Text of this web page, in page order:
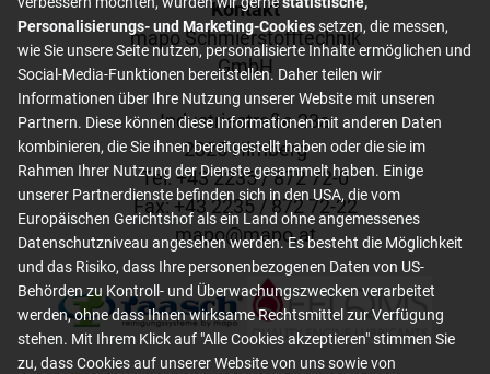
Footer content
Kontakt
mapo Schmierstofftechnik
GmbH
Industriestraße 23a
2325 Himberg
Tel: +43 2235 / 872 72-0
Fax: +43 2235 / 872 72-22
mapo@mapo.at
Personalisierungs- und Marketing-Cookiessetzen, die messen,
wie Sie unsere Seite nutzen, personalisierte Inhalte ermöglichen und
Social-Media-Funktionen bereitstellen. Daher teilen wir
Informationen über Ihre Nutzung unserer Website mit unseren
Partnern. Diese können diese Informationen mit anderen Daten
kombinieren, die Sie ihnen bereitgestellt haben oder die sie im
Rahmen Ihrer Nutzung der Dienste gesammelt haben. Einige
unserer Partnerdienste befinden sich in den USA, die vom
Europäischen Gerichtshof als ein Land ohne angemessenes
Datenschutzniveau angesehen werden. Es besteht die Möglichkeit
und das Risiko, dass Ihre personenbezogenen Daten von US-
Behörden zu Kontroll- und Überwachungszwecken verarbeitet
werden, ohne dass Ihnen wirksame Rechtsmittel zur Verfügung
stehen. Mit Ihrem Klick auf "Alle Cookies akzeptieren" stimmen Sie
zu, dass Cookies auf unserer Website von uns sowie von